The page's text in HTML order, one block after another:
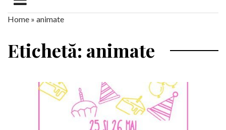
Home » animate
Etichetă: animate